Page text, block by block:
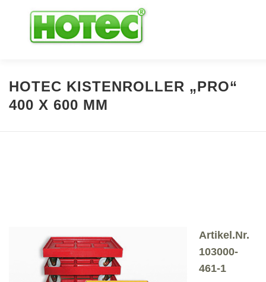
Über uns im Shop bestellen …
HOTEC KISTENROLLER „PRO“
400 X 600 MM
Artikel.Nr.
103000-
461-1